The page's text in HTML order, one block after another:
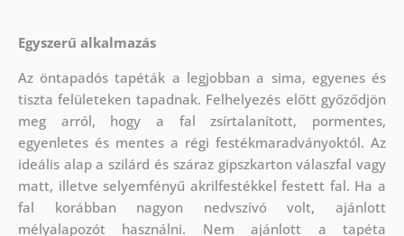
Egyszerű alkalmazás
Az öntapadós tapéták a legjobban a sima, egyenes és
tiszta felületeken tapadnak. Felhelyezés előtt győződjön
meg arról, hogy a fal zsírtalanított, pormentes,
egyenletes és mentes a régi festékmaradványoktól. Az
ideális alap a szilárd és száraz gipszkarton válaszfal vagy
matt, illetve selyemfényű akrilfestékkel festett fal. Ha a
fal korábban nagyon nedvszívó volt, ajánlott
mélyalapozót használni. Nem ajánlott a tapéta